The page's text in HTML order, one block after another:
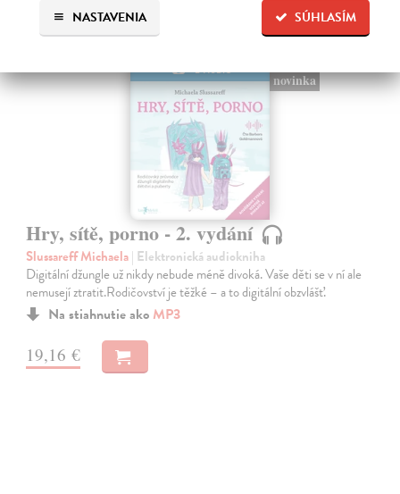
SÚHLASÍM
NASTAVENIA
E-AUDIO
novinka
Hry, sítě, porno - 2. vydání
Slussareff Michaela| Elektronická audiokniha
Digitální džungle už nikdy nebude méně divoká. Vaše děti se v ní ale
nemusejí ztratit.Rodičovství je těžké – a to digitální obzvlášť.
Na stiahnutie ako MP3
19,16 €